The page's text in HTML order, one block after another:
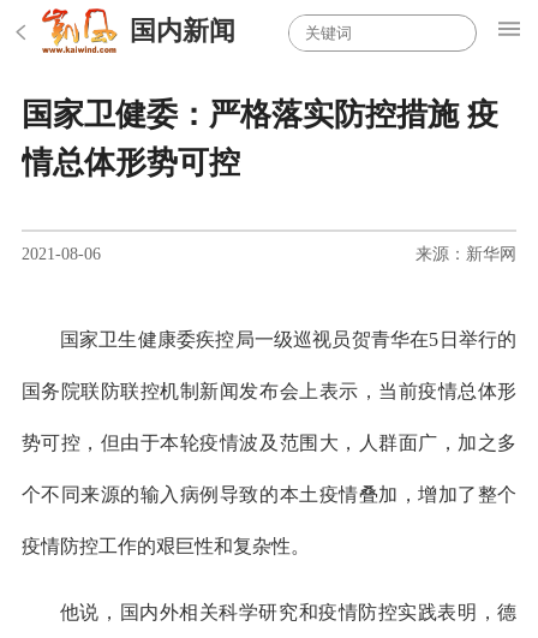
国内新闻
国家卫健委：严格落实防控措施 疫
情总体形势可控
2021-08-06 来源：新华网
国家卫生健康委疾控局一级巡视员贺青华在5日举行的
国务院联防联控机制新闻发布会上表示，当前疫情总体形
势可控，但由于本轮疫情波及范围大，人群面广，加之多
个不同来源的输入病例导致的本土疫情叠加，增加了整个
疫情防控工作的艰巨性和复杂性。
他说，国内外相关科学研究和疫情防控实践表明，德